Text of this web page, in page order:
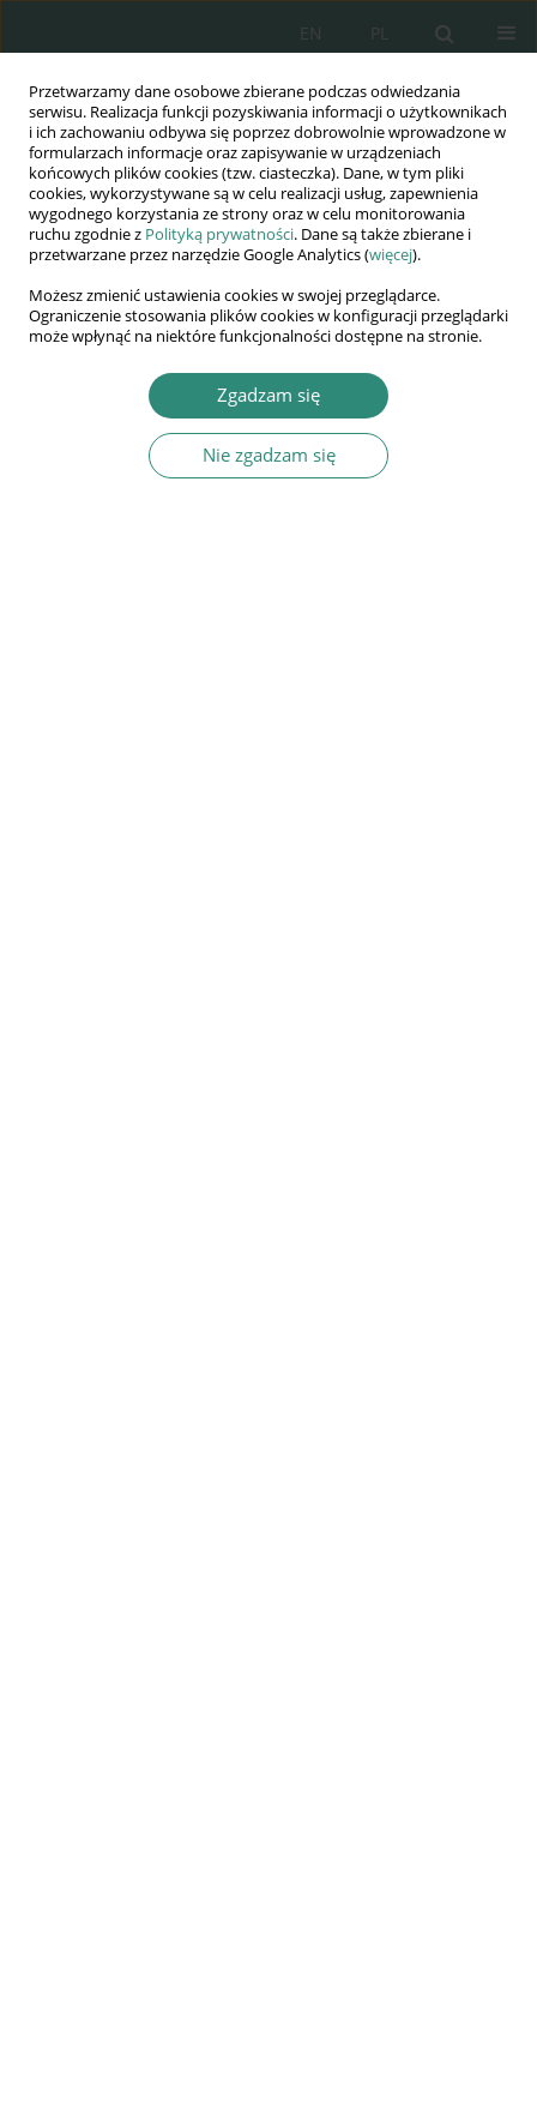
Przetwarzamy dane osobowe zbierane podczas odwiedzania
serwisu. Realizacja funkcji pozyskiwania informacji o użytkownikach
i ich zachowaniu odbywa się poprzez dobrowolnie wprowadzone w
formularzach informacje oraz zapisywanie w urządzeniach
końcowych plików cookies (tzw. ciasteczka). Dane, w tym pliki
cookies, wykorzystywane są w celu realizacji usług, zapewnienia
wygodnego korzystania ze strony oraz w celu monitorowania
ruchu zgodnie z Polityką prywatności. Dane są także zbierane i
przetwarzane przez narzędzie Google Analytics (więcej).
Możesz zmienić ustawienia cookies w swojej przeglądarce.
Ograniczenie stosowania plików cookies w konfiguracji przeglądarki
może wpłynąć na niektóre funkcjonalności dostępne na stronie.
Zgadzam się
Nie zgadzam się
PL
EN
Wydawnictwo
AWSGE
Akademia Nauk Stosowanych
WSGE
im. Alcide De Gasperi
Jurii Pełech
Sanitary requirements for training young people